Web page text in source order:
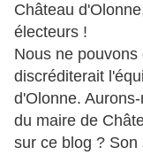
Château
électeurs !
Nous ne
discréditerait
d'Olonne.
du maire de
sur ce blog ?